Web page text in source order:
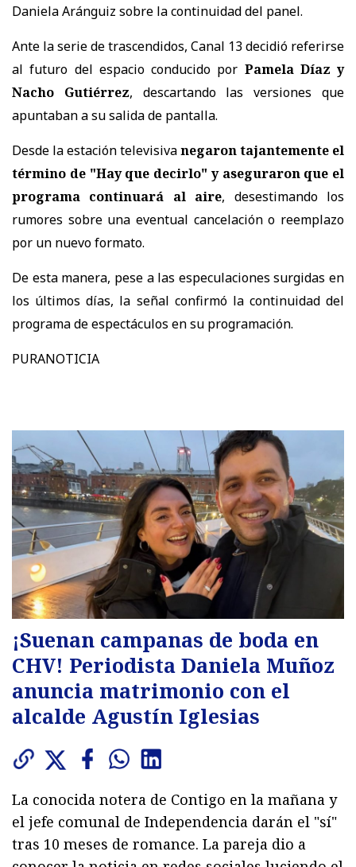
Daniela Aránguiz sobre la continuidad del panel.
Ante la serie de trascendidos, Canal 13 decidió referirse
al futuro del espacio conducido por Pamela Díaz y
Nacho Gutiérrez, descartando las versiones que
apuntaban a su salida de pantalla.
Desde la estación televisivanegaron tajantemente el
término de "Hay que decirlo" y aseguraron que el
programa continuará al aire, desestimando los
rumores sobre una eventual cancelación o reemplazo
por un nuevo formato.
De esta manera, pese a las especulaciones surgidas en
los últimos días, la señal confirmó la continuidad del
programa de espectáculos en su programación.
PURANOTICIA
¡Suenan campanas de boda en
CHV! Periodista Daniela Muñoz
anuncia matrimonio con el
alcalde Agustín Iglesias
La conocida notera de Contigo en la mañana y
el jefe comunal de Independencia darán el "sí"
tras 10 meses de romance. La pareja dio a